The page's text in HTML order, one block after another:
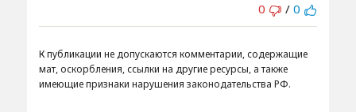
0
/ 0
К публикации не допускаются комментарии, содержащие
мат, оскорбления, ссылки на другие ресурсы, а также
имеющие признаки нарушения законодательства РФ.